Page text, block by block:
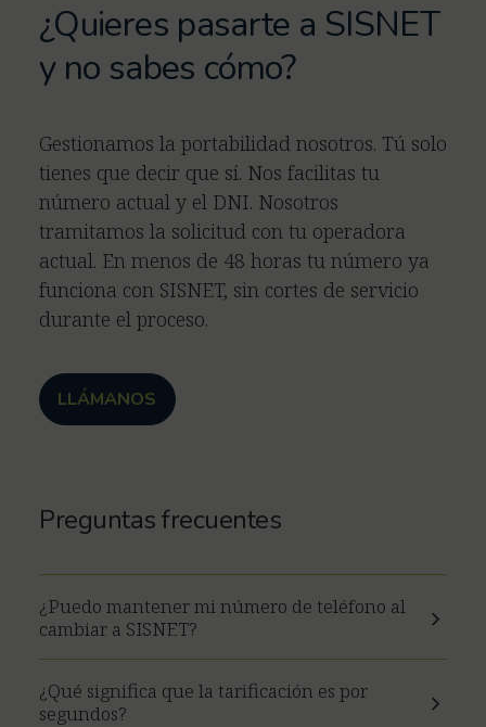
¿Quieres pasarte a SISNET
y no sabes cómo?
Gestionamos la portabilidad nosotros. Tú solo
tienes que decir que sí. Nos facilitas tu
número actual y el DNI. Nosotros
tramitamos la solicitud con tu operadora
actual. En menos de 48 horas tu número ya
funciona con SISNET, sin cortes de servicio
durante el proceso.
LLÁMANOS
Preguntas frecuentes
¿Puedo mantener mi número de teléfono al
cambiar a SISNET?
¿Qué significa que la tarificación es por
segundos?